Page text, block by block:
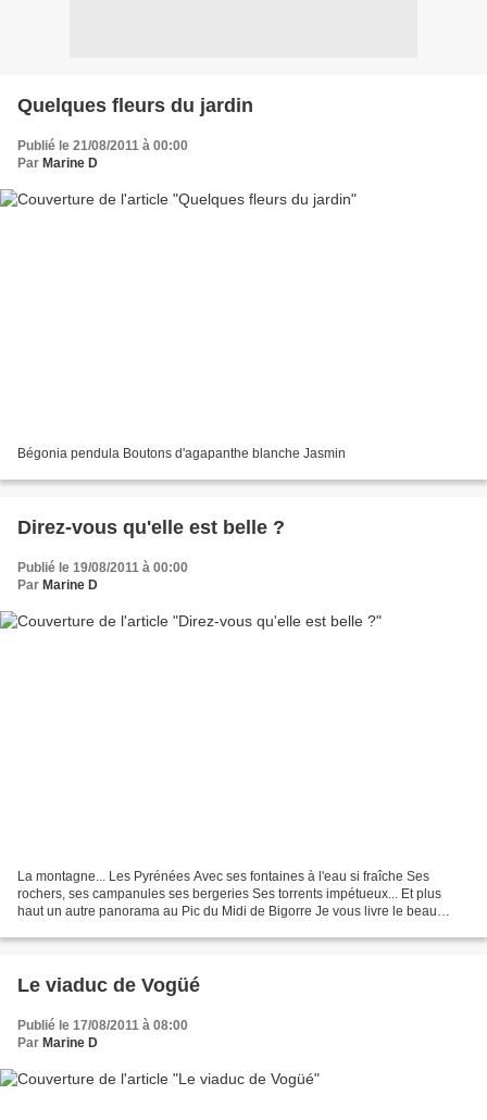
Quelques fleurs du jardin
Publié le 21/08/2011 à 00:00
Par Marine D
Bégonia pendula Boutons d'agapanthe blanche Jasmin
Direz-vous qu'elle est belle ?
Publié le 19/08/2011 à 00:00
Par Marine D
La montagne... Les Pyrénées Avec ses fontaines à l'eau si fraîche Ses
rochers, ses campanules ses bergeries Ses torrents impétueux... Et plus
haut un autre panorama au Pic du Midi de Bigorre Je vous livre le beau
Le viaduc de Vogüé
Publié le 17/08/2011 à 08:00
Par Marine D